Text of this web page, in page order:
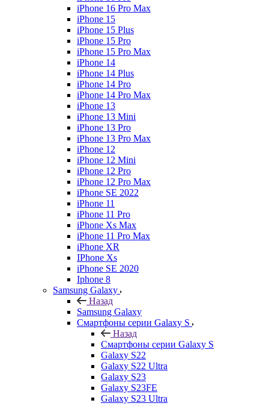
iPhone 16 Pro Max
iPhone 15
iPhone 15 Plus
iPhone 15 Pro
iPhone 15 Pro Max
iPhone 14
iPhone 14 Plus
iPhone 14 Pro
iPhone 14 Pro Max
iPhone 13
iPhone 13 Mini
iPhone 13 Pro
iPhone 13 Pro Max
iPhone 12
iPhone 12 Mini
iPhone 12 Pro
iPhone 12 Pro Max
iPhone SE 2022
iPhone 11
iPhone 11 Pro
iPhone Xs Max
iPhone 11 Pro Max
iPhone XR
IPhone Xs
iPhone SE 2020
Iphone 8
Samsung Galaxy
Назад
Samsung Galaxy
Смартфоны серии Galaxy S
Назад
Смартфоны серии Galaxy S
Galaxy S22
Galaxy S22 Ultra
Galaxy S23
Galaxy S23FE
Galaxy S23 Ultra